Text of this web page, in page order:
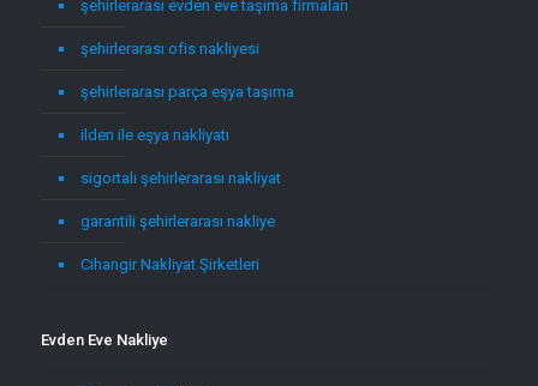
şehirlerarası evden eve taşıma firmaları
şehirlerarası ofis nakliyesi
şehirlerarası parça eşya taşıma
ilden ile eşya nakliyatı
sigortalı şehirlerarası nakliyat
garantili şehirlerarası nakliye
Cihangir Nakliyat Şirketleri
Evden Eve Nakliye